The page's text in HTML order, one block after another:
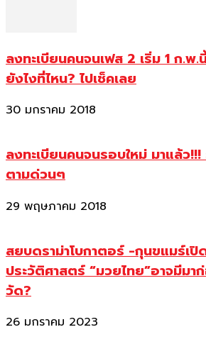
ลงทะเบียนคนจนเฟส 2 เริ่ม 1 ก.พ.
ยังไงที่ไหน? ไปเช็คเลย
30 มกราคม 2018
ลงทะเบียนคนจนรอบใหม่ มาแล้ว
ตามด่วนๆ
29 พฤษภาคม 2018
สยบดราม่าโบกาตอร์ -กุนขแมร์เ
ประวัติศาสตร์ “มวยไทย”อาจมีม
วัด?
26 มกราคม 2023